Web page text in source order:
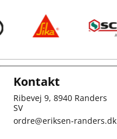
Kontakt
Ribevej 9, 8940 Randers
SV
ordre@eriksen-randers.dk